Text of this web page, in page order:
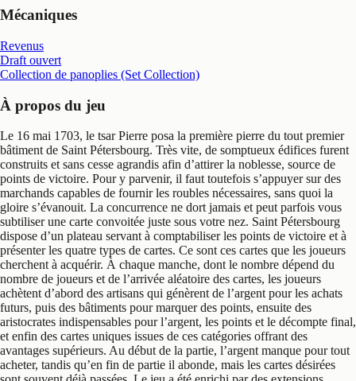
Mécaniques
Revenus
Draft ouvert
Collection de panoplies (Set Collection)
À propos du jeu
Le 16 mai 1703, le tsar Pierre posa la première pierre du tout premier
bâtiment de Saint Pétersbourg. Très vite, de somptueux édifices furent
construits et sans cesse agrandis afin d’attirer la noblesse, source de
points de victoire. Pour y parvenir, il faut toutefois s’appuyer sur des
marchands capables de fournir les roubles nécessaires, sans quoi la
gloire s’évanouit. La concurrence ne dort jamais et peut parfois vous
subtiliser une carte convoitée juste sous votre nez. Saint Pétersbourg
dispose d’un plateau servant à comptabiliser les points de victoire et à
présenter les quatre types de cartes. Ce sont ces cartes que les joueurs
cherchent à acquérir. À chaque manche, dont le nombre dépend du
nombre de joueurs et de l’arrivée aléatoire des cartes, les joueurs
achètent d’abord des artisans qui génèrent de l’argent pour les achats
futurs, puis des bâtiments pour marquer des points, ensuite des
aristocrates indispensables pour l’argent, les points et le décompte final,
et enfin des cartes uniques issues de ces catégories offrant des
avantages supérieurs. Au début de la partie, l’argent manque pour tout
acheter, tandis qu’en fin de partie il abonde, mais les cartes désirées